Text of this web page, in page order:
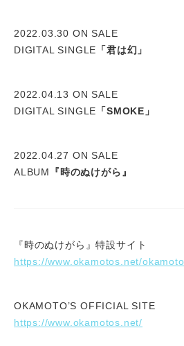
2022.03.30 ON SALE
DIGITAL SINGLE 「君は幻」
2022.04.13 ON SALE
DIGITAL SINGLE 「SMOKE」
2022.04.27 ON SALE
ALBUM
『時のぬけがら』
『時のぬけがら』特設サイト
https://www.okamotos.net/
OKAMOTO’S OFFICIAL SITE
https://www.okamotos.net/